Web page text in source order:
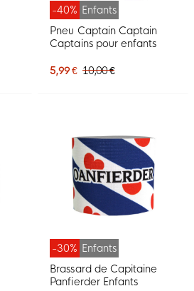
-40% Enfants
Pneu Captain Captain
Captains pour enfants
5,99 € 10,00 €
-30% Enfants
Brassard de Capitaine
Panfierder Enfants